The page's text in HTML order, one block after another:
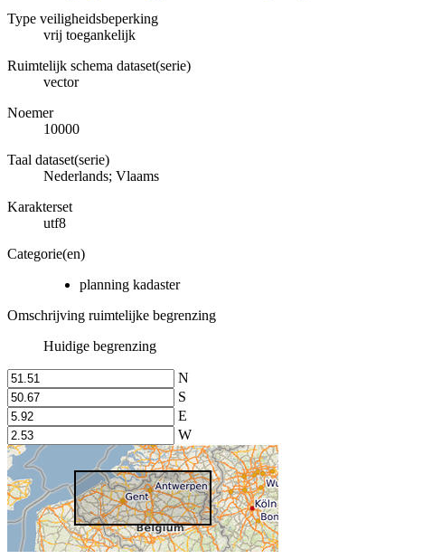
Type veiligheidsbeperking
vrij toegankelijk
Ruimtelijk schema dataset(serie)
vector
Noemer
10000
Taal dataset(serie)
Nederlands; Vlaams
Karakterset
utf8
Categorie(en)
planning kadaster
Omschrijving ruimtelijke begrenzing
Huidige begrenzing
N
S
E
W